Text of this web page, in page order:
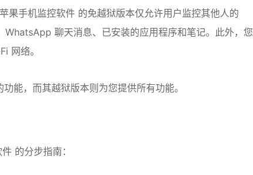
果手机监控软件 的免越狱版本仅允许用户监控其他人的
聊天消息、已安装的应用程序和笔记。此外，您
网络。
能，而其越狱版本则为您提供所有功能。
的分步指南：